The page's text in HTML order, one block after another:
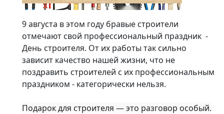
9 августа в этом году бравые строители
отмечают свой профессиональный праздник -
День строителя. От их работы так сильно
зависит качество нашей жизни, что не
поздравить строителей с их профессиональным
праздником - категорически нельзя.
Подарок для строителя — это разговор особый.